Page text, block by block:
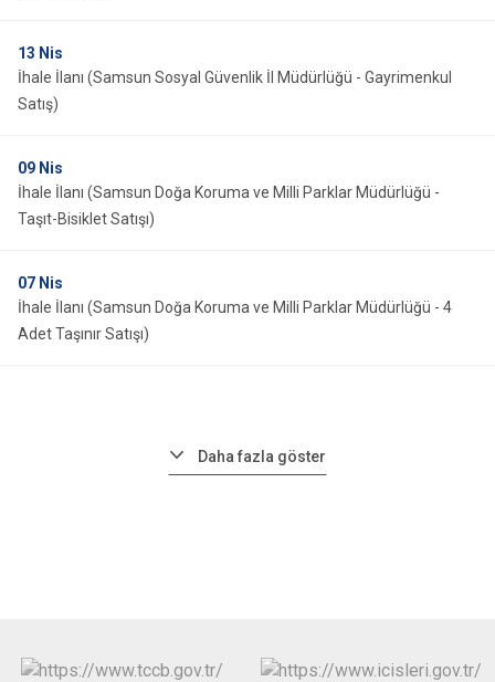
13 Nis
İhale İlanı (Samsun Sosyal Güvenlik İl Müdürlüğü - Gayrimenkul
Satış)
09 Nis
İhale İlanı (Samsun Doğa Koruma ve Milli Parklar Müdürlüğü -
Taşıt-Bisiklet Satışı)
07 Nis
İhale İlanı (Samsun Doğa Koruma ve Milli Parklar Müdürlüğü - 4
Adet Taşınır Satışı)
Daha fazla göster